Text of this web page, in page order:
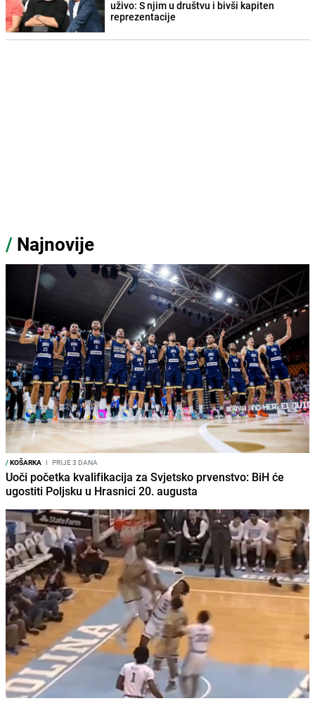
uživo: S njim u društvu i bivši kapiten
reprezentacije
/ Najnovije
/KOŠARKA I PRIJE 3 DANA
Uoči početka kvalifikacija za Svjetsko prvenstvo: BiH će
ugostiti Poljsku u Hrasnici 20. augusta